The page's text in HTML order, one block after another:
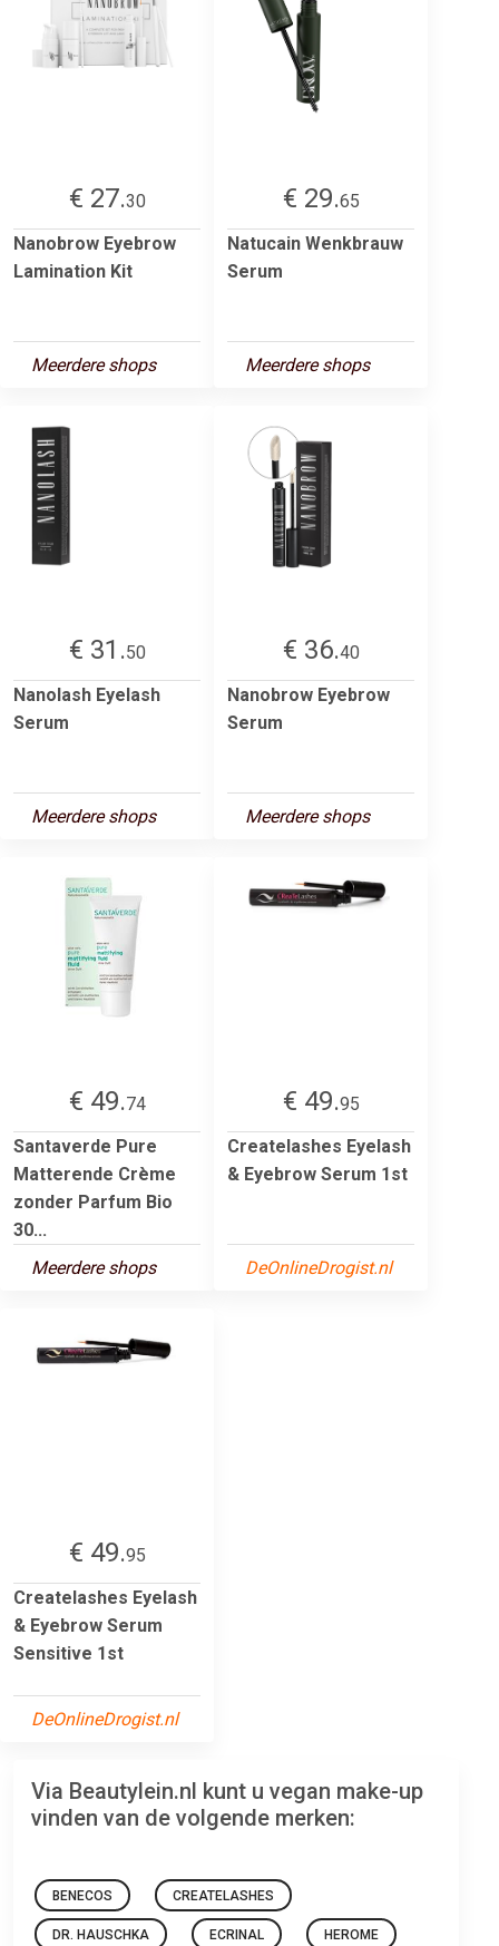
€ 27.30
Nanobrow Eyebrow
Lamination Kit
Meerdere shops
€ 29.65
Natucain Wenkbrauw
Serum
Meerdere shops
€ 31.50
Nanolash Eyelash
Serum
Meerdere shops
€ 36.40
Nanobrow Eyebrow
Serum
Meerdere shops
€ 49.74
Santaverde Pure
Matterende Crème
zonder Parfum Bio
30...
Meerdere shops
€ 49.95
Createlashes Eyelash
& Eyebrow Serum 1st
DeOnlineDrogist.nl
€ 49.95
Createlashes Eyelash
& Eyebrow Serum
Sensitive 1st
DeOnlineDrogist.nl
Via Beautylein.nl kunt u vegan make-up
vinden van de volgende merken:
BENECOS CREATELASHES
DR. HAUSCHKA ECRINAL HEROME